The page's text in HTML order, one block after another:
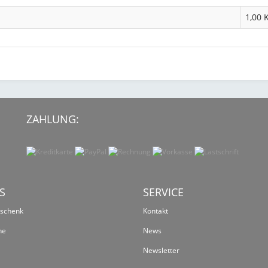
1,00
ZAHLUNG:
SERVICE
Kontakt
News
Newsletter